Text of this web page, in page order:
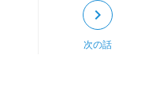
keyboard_arrow_right
次の話